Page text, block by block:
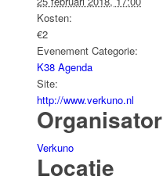
Kosten:
€2
Evenement Categorie:
K38 Agenda
Site:
http://www.verkuno.nl
Organisator
Verkuno
Locatie
van